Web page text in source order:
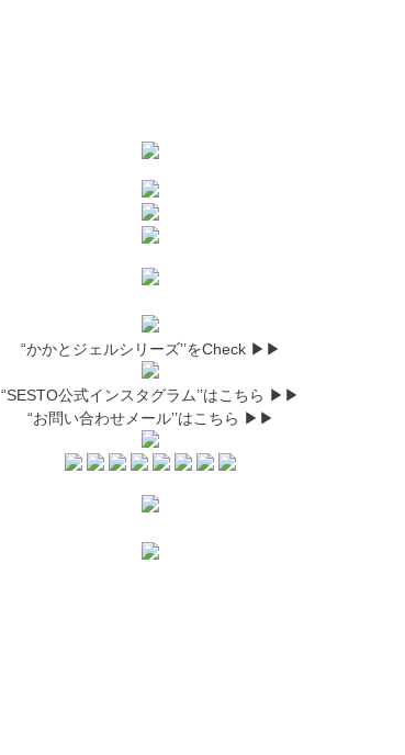
“かかとジェルシリーズ’’をCheck ▶▶
“SESTO公式インスタグラム’’はこちら ▶▶
“お問い合わせメール’’はこちら ▶▶